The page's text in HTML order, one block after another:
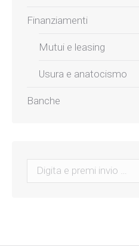
Finanziamenti
Mutui e leasing
Usura e anatocismo
Banche
Search: